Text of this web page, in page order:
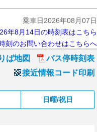
乗車日2026年08月07日
年8月14日の時刻表はこちら
刻のお問い合わせはこちらへ
ば地図
バス停時刻表
接近情報コード印刷
日曜/祝日